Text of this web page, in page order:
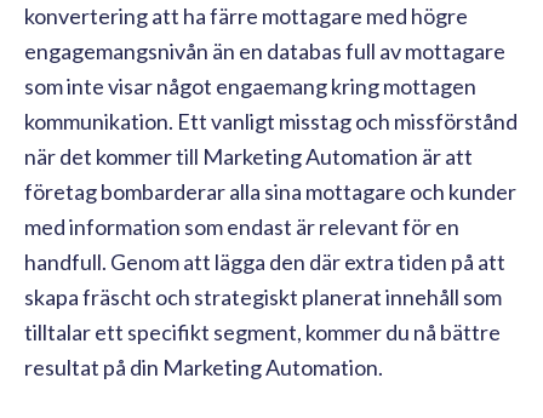
konvertering att ha färre mottagare med högre
engagemangsnivån än en databas full av mottagare
som inte visar något engaemang kring mottagen
kommunikation. Ett vanligt misstag och missförstånd
när det kommer till Marketing Automation är att
företag bombarderar alla sina mottagare och kunder
med information som endast är relevant för en
handfull. Genom att lägga den där extra tiden på att
skapa fräscht och strategiskt planerat innehåll som
tilltalar ett specifikt segment, kommer du nå bättre
resultat på din Marketing Automation.